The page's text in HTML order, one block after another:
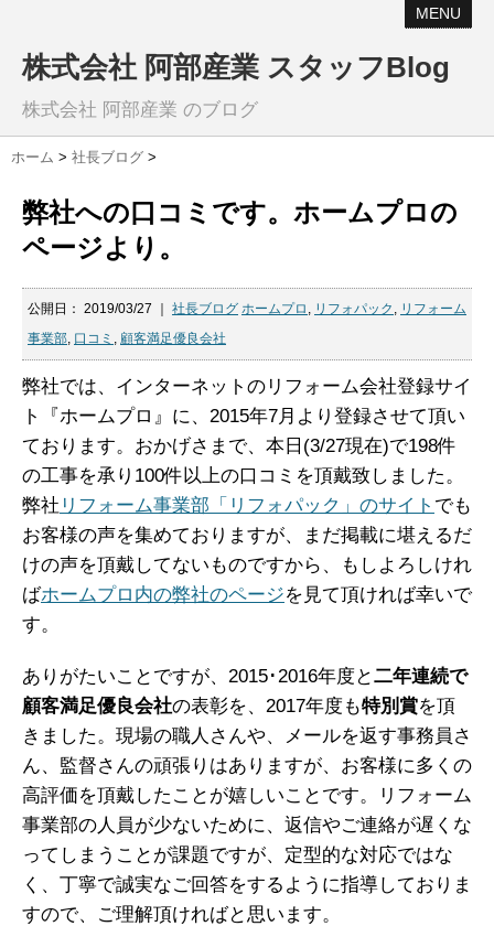
MENU
株式会社 阿部産業 スタッフBlog
株式会社 阿部産業 のブログ
ホーム > 社長ブログ >
弊社への口コミです。ホームプロの
ページより。
公開日： 2019/03/27 社長ブログ ホームプロ , リフォパック , リフォーム
事業部, 口コミ , 顧客満足優良会社
弊社では、インターネットのリフォーム会社登録サイ
ト『ホームプロ』に、2015年7月より登録させて頂い
ております。おかげさまで、本日(3/27現在)で198件
の工事を承り100件以上の口コミを頂戴致しました。
弊社 リフォーム事業部「リフォパック」のサイト でも
お客様の声を集めておりますが、まだ掲載に堪えるだ
けの声を頂戴してないものですから、もしよろしけれ
ばホームプロ内の弊社のページを見て頂ければ幸いで
す。
ありがたいことですが、2015･2016年度と二年連続で
顧客満足優良会社の表彰を、2017年度も特別賞を頂
きました。現場の職人さんや、メールを返す事務員さ
ん、監督さんの頑張りはありますが、お客様に多くの
高評価を頂戴したことが嬉しいことです。リフォーム
事業部の人員が少ないために、返信やご連絡が遅くな
ってしまうことが課題ですが、定型的な対応ではな
く、丁寧で誠実なご回答をするように指導しておりま
すので、ご理解頂ければと思います。